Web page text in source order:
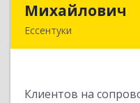
Михайлович
Ессентуки
Клиентов на